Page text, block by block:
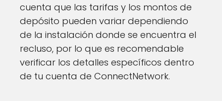
cuenta que las tarifas y los montos de
depósito pueden variar dependiendo
de la instalación donde se encuentra el
recluso, por lo que es recomendable
verificar los detalles específicos dentro
de tu cuenta de ConnectNetwork.